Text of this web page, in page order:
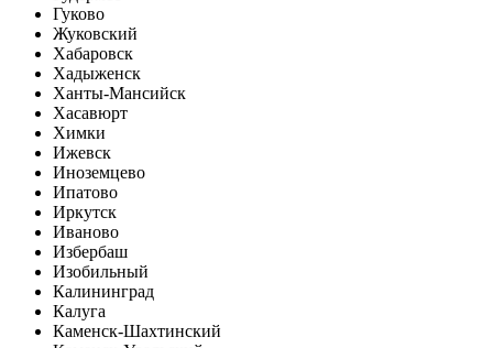
Гуково
Жуковский
Хабаровск
Хадыженск
Ханты-Мансийск
Хасавюрт
Химки
Ижевск
Иноземцево
Ипатово
Иркутск
Иваново
Избербаш
Изобильный
Калининград
Калуга
Каменск-Шахтинский